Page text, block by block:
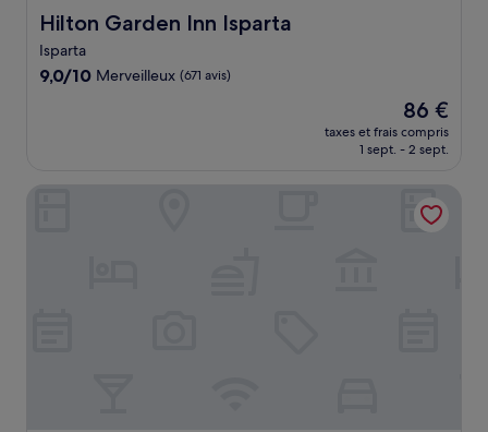
Hilton Garden Inn Isparta
Hilton Garden Inn Isparta
Isparta
9.0
9,0/10 Merveilleux (671 avis)
Le
nouveau
prix
de
86 €
86 €
taxes et frais compris
1 sept. - 2 sept.